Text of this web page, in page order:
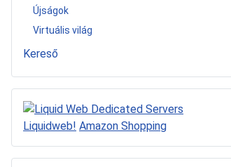
Újságok
Virtuális világ
Kereső
Liquidweb! Amazon Shopping